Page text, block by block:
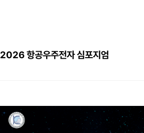
2026 항공우주전자 심포지엄